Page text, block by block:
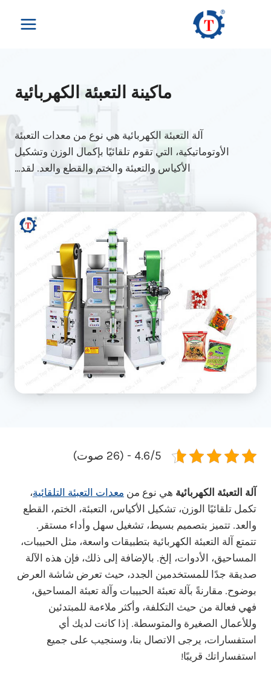
ماكينة التعبئة الكهربائية
آلة التعبئة الكهربائية هي نوع من معدات التعبئة
الأوتوماتيكية، التي تقوم تلقائيًا بإكمال الوزن وتشكيل
الأكياس والتعبئة والختم والقطع والعد. لقد…
4.6/5 - (26 صوت)
آلة التعبئة الكهربائية هي نوع من معدات التعبئة التلقائية،
تكمل تلقائيًا الوزن، تشكيل الأكياس، التعبئة، الختم، القطع
والعد. تتميز بتصميم بسيط، تشغيل سهل وأداء مستقر.
تتمتع آلة التعبئة الكهربائية بتطبيقات واسعة، مثل الحبيبات،
المساحيق، الأدوات، إلخ. بالإضافة إلى ذلك، فإن هذه الآلة
صديقة جدًا للمستخدمين الجدد، حيث تعرض شاشة العرض
بوضوح. مقارنةً بآلة تعبئة الحبيبات وآلة تعبئة المساحيق،
فهي فعالة من حيث التكلفة، وأكثر ملاءمة للمبتدئين
وللأعمال الصغيرة والمتوسطة. إذا كانت لديك أي
استفسارات، يرجى الاتصال بنا، وسنجيب على جميع
استفساراتك قريبًا!